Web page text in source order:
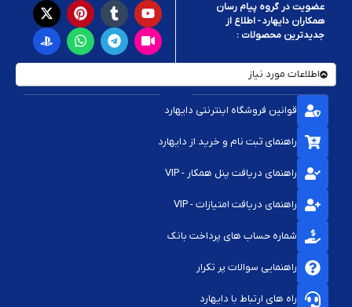
عضویت در گروه پیام رسان
همکاران دایهارد - اطلاع از
جدیدترین محصولات :
اطلاعات مورد نیاز
قوانین فروشگاه اینترنتی دایهارد
راهنمای ثبت نام و خرید از دایهارد
راهنمای دریافت پنل همکار - VIP
راهنمای دریافت امتیازات - VIP
شماره حساب های پرداخت بانک
راهنمایی سوالات پر تکرار
راه های ارتباط با دایهارد